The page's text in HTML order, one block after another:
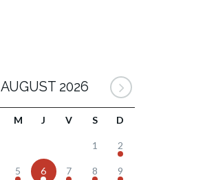
AUGUST 2026
M J V S D
1 2
5 6 7 8 9